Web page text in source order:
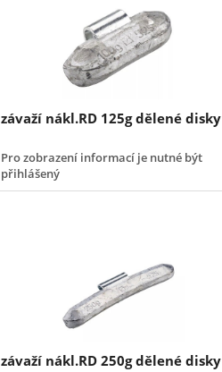
závaží nákl.RD 125g dělené disky
Pro zobrazení informací je nutné být
přihlášený
závaží nákl.RD 250g dělené disky